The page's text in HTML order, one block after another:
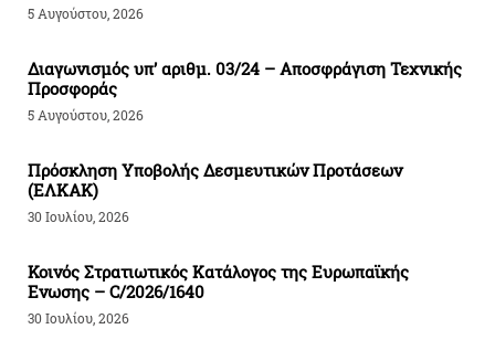
5 Αυγούστου, 2026
Διαγωνισμός υπ’ αριθμ. 03/24 – Αποσφράγιση Τεχνικής
Προσφοράς
5 Αυγούστου, 2026
Πρόσκληση Υποβολής Δεσμευτικών Προτάσεων
(ΕΛΚΑΚ)
30 Ιουλίου, 2026
Κοινός Στρατιωτικός Κατάλογος της Ευρωπαϊκής
Ενωσης – C/2026/1640
30 Ιουλίου, 2026